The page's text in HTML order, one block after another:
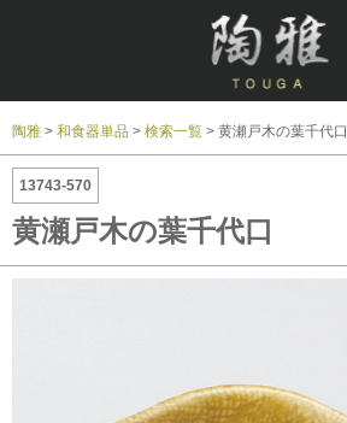
陶雅 > 和食器単品 > 検索一覧 > 黄瀬戸木の葉千代口
13743-570
黄瀬戸木の葉千代口